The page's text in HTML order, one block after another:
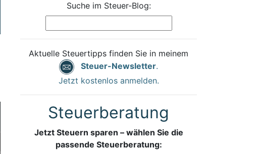
Suche im Steuer-Blog:
Aktuelle Steuertipps finden Sie in meinem
Steuer-Newsletter.
Jetzt kostenlos anmelden.
Steuerberatung
Jetzt Steuern sparen – wählen Sie die
passende Steuerberatung: